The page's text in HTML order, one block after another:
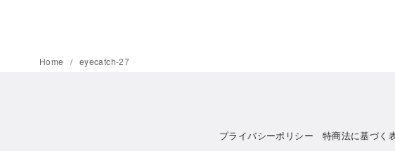
Home eyecatch-27
プライバシーポリシー 特商法に基づく